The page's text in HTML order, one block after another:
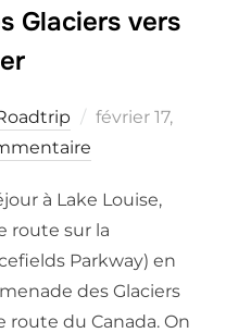
Glaciers vers
Posted
février 17,
à Lake Louise,
route sur la
Parkway) en
des Glaciers
route du Canada. On